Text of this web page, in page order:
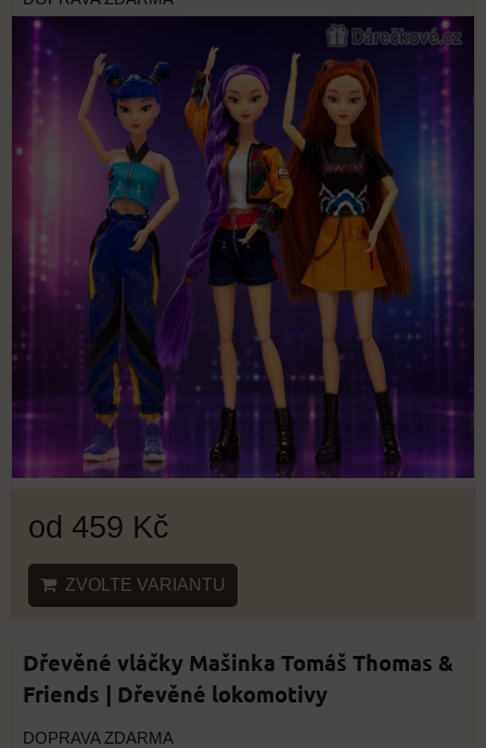
od 459 Kč
ZVOLTE VARIANTU
Dřevěné vláčky Mašinka Tomáš Thomas &
Friends | Dřevěné lokomotivy
DOPRAVA ZDARMA